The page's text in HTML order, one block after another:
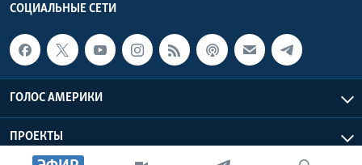
СОЦИАЛЬНЫЕ СЕТИ
ГОЛОС АМЕРИКИ
ПРОЕКТЫ